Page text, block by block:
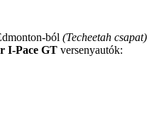
ból (Techeetah csapat)
I-Pace GT versenyautók: